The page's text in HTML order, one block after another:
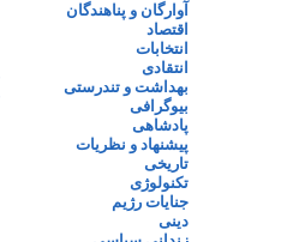
آوارگان و پناهندگان
اقتصاد
انتخابات
انتقادی
بهداشت و تندرستی
بیوگرافی
پادشاهی
پیشنهاد و نظریات
تاریخی
تکنولوژی
جنایات رژیم
دینی